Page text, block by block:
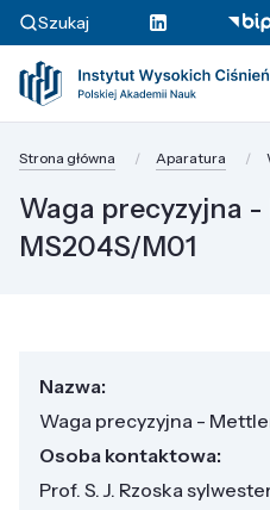
Szukaj
Strona główna Aparatura
Waga precyzyjna
MS204S/M01
Nazwa:
Waga precyzyjna -
Osoba kontaktowa:
Prof. S. J. Rzoska